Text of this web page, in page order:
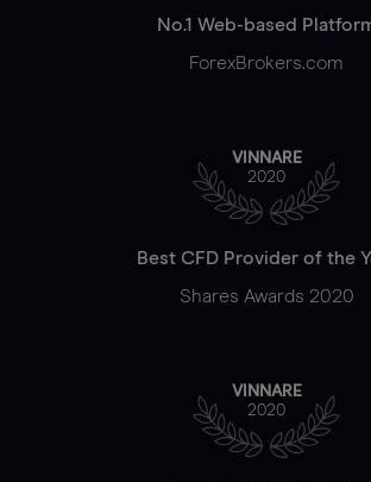
No.1 Web-based
ForexBrokers.com
VINNARE
2020
Best CFD Provider of the
Shares Awards 2020
VINNARE
2020